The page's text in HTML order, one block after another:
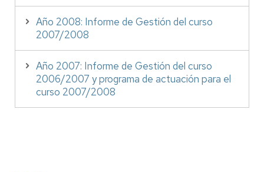
Año 2008: Informe de Gestión del curso
2007/2008
Año 2007: Informe de Gestión del curso
2006/2007 y programa de actuación para el
curso 2007/2008